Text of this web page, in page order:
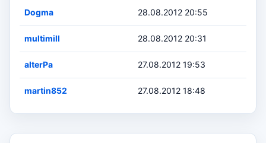
Dogma 28.08.2012 20:55
multimill 28.08.2012 20:31
alterPa 27.08.2012 19:53
martin852 27.08.2012 18:48